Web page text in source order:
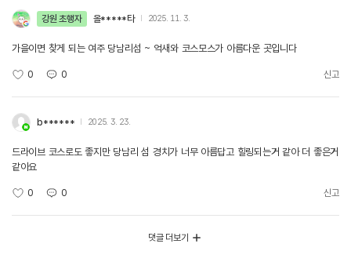
강원 초행자 올*****타 2025. 11. 3.
가을이면 찾게 되는 여주 당남리섬 ~ 억새와 코스모스가 아름다운 곳입니다
0 0 신고
b****** 2025. 3. 23.
드라이브 코스로도 좋지만 당남리 섬 경치가 너무 아름답고 힐링되는거 같아 더 좋은거
같아요
0 0 신고
댓글 더보기